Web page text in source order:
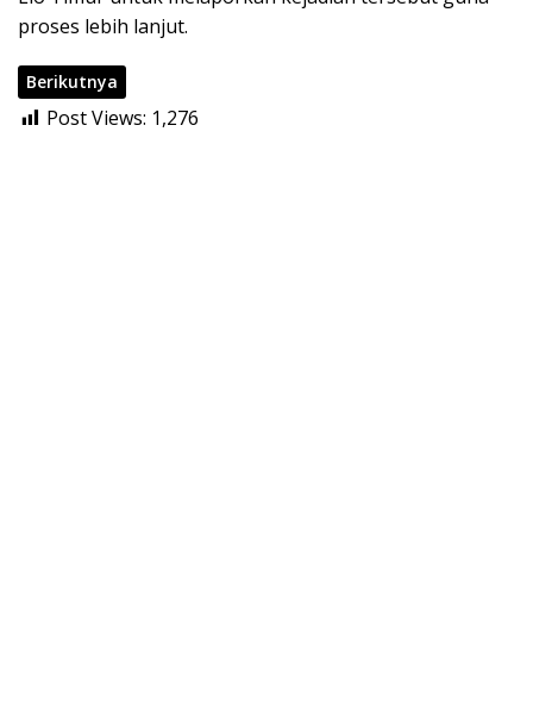
proses lebih lanjut.
Berikutnya
Post Views: 1,276